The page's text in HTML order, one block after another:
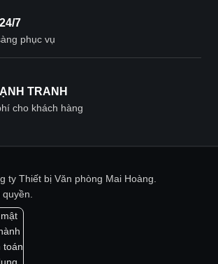
7
phục vụ
TRANH
cho khách hàng
ty Thiết bị Văn phòng Mai Hoàng.
quyền.
toán